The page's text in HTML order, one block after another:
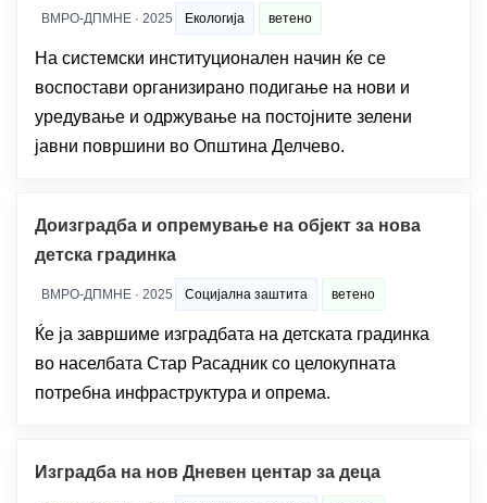
ВМРО-ДПМНЕ · 2025 Екологија ветено
На системски институционален начин ќе се
воспостави организирано подигање на нови и
уредување и одржување на постојните зелени
јавни површини во Општина Делчево.
Доизградба и опремување на објект за нова
детска градинка
ВМРО-ДПМНЕ · 2025 Социјална заштита ветено
Ќе ја завршиме изградбата на детската градинка
во населбата Стар Расадник со целокупната
потребна инфраструктура и опрема.
Изградба на нов Дневен центар за деца